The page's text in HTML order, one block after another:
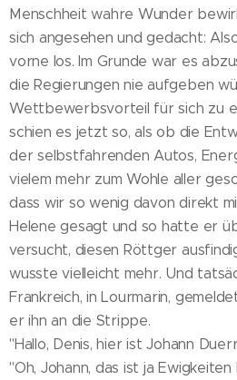
Menschheit wahre Wunder
sich angesehen und gedacht:
vorne los. Im Grunde war es
die Regierungen nie aufgeben
Wettbewerbsvorteil für sich zu
schien es jetzt so, als ob die
der selbstfahrenden Autos,
vielem mehr zum Wohle aller
dass wir so wenig davon direkt
Helene gesagt und so hatte er
versucht, diesen Röttger
wusste vielleicht mehr. Und
Frankreich, in Lourmarin,
er ihn an die Strippe.
"Hallo, Denis, hier ist Johann
"Oh, Johann, das ist ja